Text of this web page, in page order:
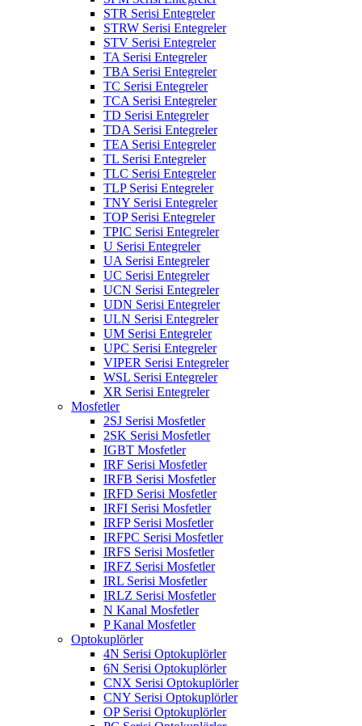
STR Serisi Entegreler
STRW Serisi Entegreler
STV Serisi Entegreler
TA Serisi Entegreler
TBA Serisi Entegreler
TC Serisi Entegreler
TCA Serisi Entegreler
TD Serisi Entegreler
TDA Serisi Entegreler
TEA Serisi Entegreler
TL Serisi Entegreler
TLC Serisi Entegreler
TLP Serisi Entegreler
TNY Serisi Entegreler
TOP Serisi Entegreler
TPIC Serisi Entegreler
U Serisi Entegreler
UA Serisi Entegreler
UC Serisi Entegreler
UCN Serisi Entegreler
UDN Serisi Entegreler
ULN Serisi Entegreler
UM Serisi Entegreler
UPC Serisi Entegreler
VIPER Serisi Entegreler
WSL Serisi Entegreler
XR Serisi Entegreler
Mosfetler
2SJ Serisi Mosfetler
2SK Serisi Mosfetler
IGBT Mosfetler
IRF Serisi Mosfetler
IRFB Serisi Mosfetler
IRFD Serisi Mosfetler
IRFI Serisi Mosfetler
IRFP Serisi Mosfetler
IRFPC Serisi Mosfetler
IRFS Serisi Mosfetler
IRFZ Serisi Mosfetler
IRL Serisi Mosfetler
IRLZ Serisi Mosfetler
N Kanal Mosfetler
P Kanal Mosfetler
Optokuplörler
4N Serisi Optokuplörler
6N Serisi Optokuplörler
CNX Serisi Optokuplörler
CNY Serisi Optokuplörler
OP Serisi Optokuplörler